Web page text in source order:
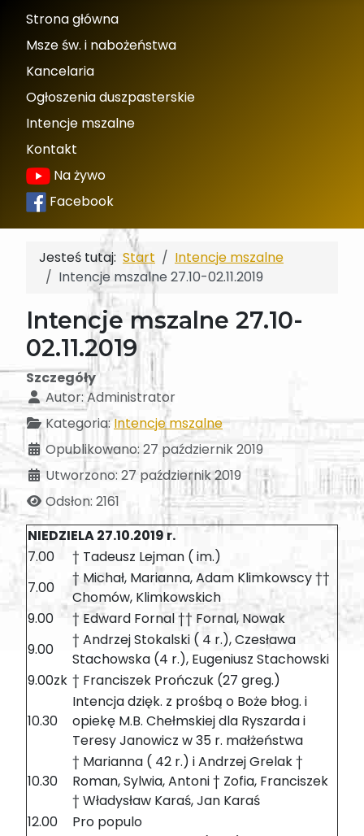
Strona główna
Msze św. i nabożeństwa
Kancelaria
Ogłoszenia duszpasterskie
Intencje mszalne
Kontakt
Na żywo
Facebook
Jesteś tutaj: Start
Intencje mszalne
Intencje mszalne 27.10-02.11.2019
Intencje mszalne 27.10-
02.11.2019
Szczegóły
Autor: Administrator
Kategoria:Intencje mszalne
Opublikowano: 27 październik 2019
Utworzono: 27 październik 2019
Odsłon: 2161
NIEDZIELA 27.10.2019 r.
7.00
† Tadeusz Lejman ( im.)
7.00
† Michał, Marianna, Adam Klimkowscy ††
Chomów, Klimkowskich
9.00
† Edward Fornal †† Fornal, Nowak
9.00
† Andrzej Stokalski ( 4 r.), Czesława
Stachowska (4 r.), Eugeniusz Stachowski
9.00zk † Franciszek Prończuk (27 greg.)
10.30
Intencja dzięk. z prośbą o Boże błog. i
opiekę M.B. Chełmskiej dla Ryszarda i
Teresy Janowicz w 35 r. małżeństwa
10.30
† Marianna ( 42 r.) i Andrzej Grelak †
Roman, Sylwia, Antoni † Zofia, Franciszek
† Władysław Karaś, Jan Karaś
12.00
Pro populo